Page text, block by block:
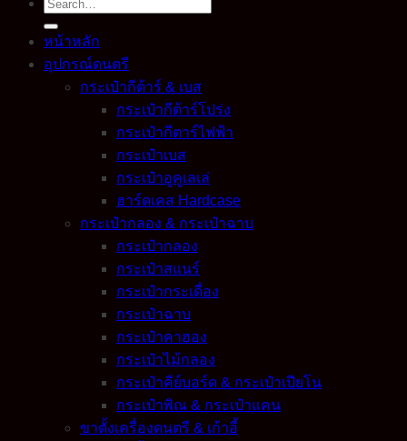
for:
หน้าหลัก
อุปกรณ์ดนตรี
กระเป๋ากีต้าร์ & เบส
กระเป๋ากีต้าร์โปร่ง
กระเป๋ากีตาร์ไฟฟ้า
กระเป๋าเบส
กระเป๋าอูคูเลเล่
ฮาร์ดเคส Hardcase
กระเป๋ากลอง & กระเป๋าฉาบ
กระเป๋ากลอง
กระเป๋าสแนร์
กระเป๋ากระเดื่อง
กระเป๋าฉาบ
กระเป๋าคาฮอง
กระเป๋าไม้กลอง
กระเป๋าคีย์บอร์ด & กระเป๋าเปียโน
กระเป๋าพิณ & กระเป๋าแคน
ขาตั้งเครื่องดนตรี & เก้าอี้